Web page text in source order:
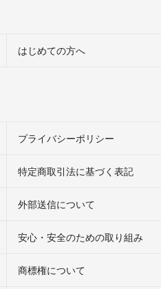
はじめての方へ
プライバシーポリシー
特定商取引法に基づく表記
外部送信について
安心・安全のための取り組み
商標権について